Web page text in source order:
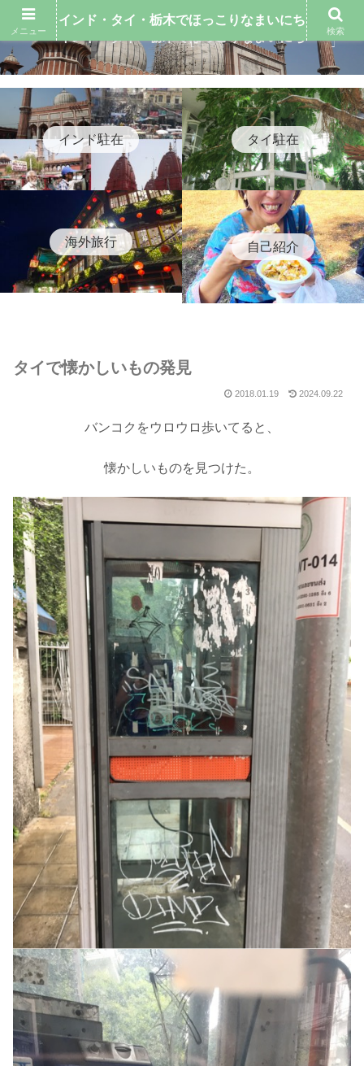
インド駐在 タイ駐在
海外旅行 自己紹介
タイで懐かしいもの発見
2018.01.19 2024.09.22
バンコクをウロウロ歩いてると、
懐かしいものを見つけた。
メニュー
インド・タイ・栃木でほっこりなまいにち
検索